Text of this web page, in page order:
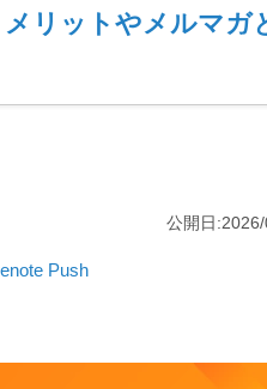
認証サービス
リットやメルマガ
公開日
Push